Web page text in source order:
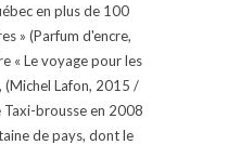
en plus de 100
» (Parfum d'encre,
« Le voyage pour les
(Michel Lafon, 2015 /
Taxi-brousse en 2008
de pays, dont le